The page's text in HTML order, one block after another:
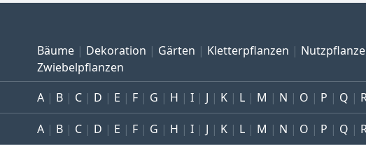
Bäume Dekoration Gärten Kletterpflanzen
Zwiebelpflanzen
A B C D E F G H I J K L M N O P Q
A B C D E F G H I J K L M N O P Q